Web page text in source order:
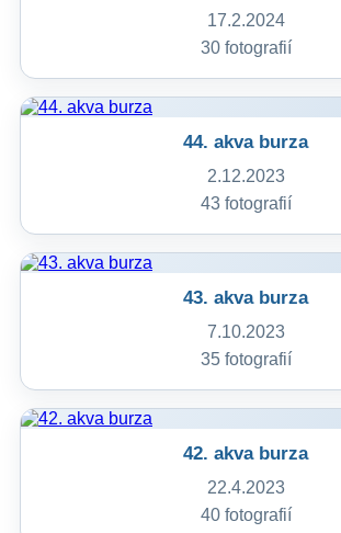
17.2.2024
30 fotografií
44. akva burza
2.12.2023
43 fotografií
43. akva burza
7.10.2023
35 fotografií
42. akva burza
22.4.2023
40 fotografií